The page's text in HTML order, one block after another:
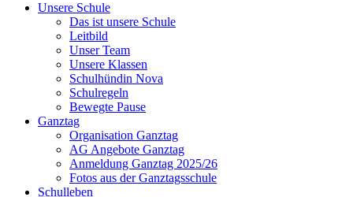
Unsere Schule
Das ist unsere Schule
Leitbild
Unser Team
Unsere Klassen
Schulhündin Nova
Schulregeln
Bewegte Pause
Ganztag
Organisation Ganztag
AG Angebote Ganztag
Anmeldung Ganztag 2025/26
Fotos aus der Ganztagsschule
Schulleben